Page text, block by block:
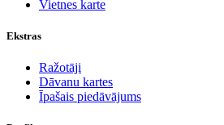
Vietnes karte
Ekstras
Ražotāji
Dāvanu kartes
Īpašais piedāvājums